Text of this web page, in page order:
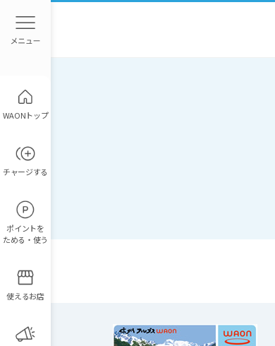
WAONトップ
チャージする
ポイントを
ためる・使う
使えるお店